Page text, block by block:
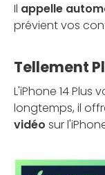
Il appelle
prévient vos
Tellement
L'iPhone 14
longtemps, il
vidéo sur